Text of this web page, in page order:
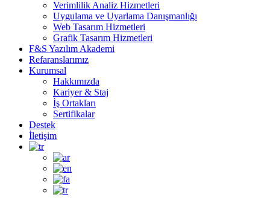
Verimlilik Analiz Hizmetleri
Uygulama ve Uyarlama Danışmanlığı
Web Tasarım Hizmetleri
Grafik Tasarım Hizmetleri
F&S Yazılım Akademi
Refaranslarımız
Kurumsal
Hakkımızda
Kariyer & Staj
İş Ortakları
Sertifikalar
Destek
İletişim